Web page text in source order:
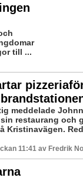
till ...
meddelade
restaurang och
Kristinavägen.
11:41 av Fredrik